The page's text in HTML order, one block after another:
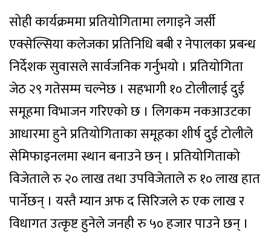
सोही कार्यक्रममा प्रतियोगितामा लगाइने जर्सी
एक्सेल्सिया कलेजका प्रतिनिधि बबी र नेपालका प्रबन्ध
निर्देशक सुवासले सार्वजनिक गर्नुभयो । प्रतियोगिता
जेठ २९ गतेसम्म चल्नेछ । सहभागी १० टोलीलाई दुई
समूहमा विभाजन गरिएको छ । लिगकम नकआउटका
आधारमा हुने प्रतियोगिताका समूहका शीर्ष दुई टोलीले
सेमिफाइनलमा स्थान बनाउने छन् । प्रतियोगिताको
विजेताले रु २० लाख तथा उपविजेताले रु १० लाख हात
पार्नेछन् । यस्तै म्यान अफ द सिरिजले रु एक लाख र
विधागत उत्कृष्ट हुनेले जनही रु ५० हजार पाउने छन् ।